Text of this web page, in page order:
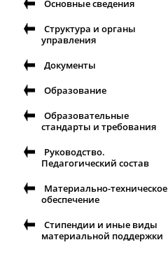
Основные сведения
Структура и органы
управления
Документы
Образование
Образовательные
стандарты и требования
Руководство.
Педагогический состав
Материально-техническое
обеспечение
Стипендии и иные виды
материальной поддержки